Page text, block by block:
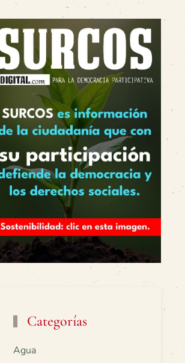
Categorías
Agua